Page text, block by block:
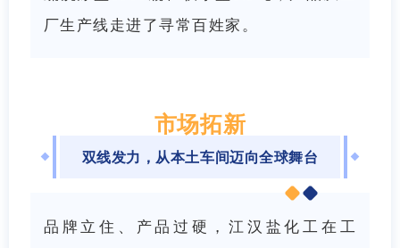
厂生产线走进了寻常百姓家。
市场拓新
双线发力，从本土车间迈向全球舞台
品牌立住、产品过硬，江汉盐化工在工